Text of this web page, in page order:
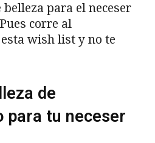
para el neceser
corre al
wish list y no te
de
para tu neceser